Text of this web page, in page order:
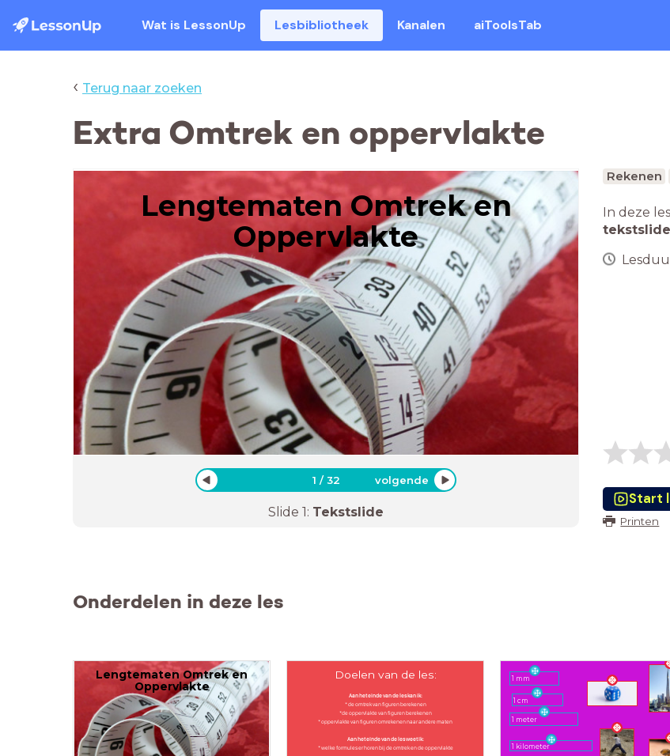
Wat is LessonUp Lesbibliotheek Kanalen aiToolsTab
‹ Terug naar zoeken
Extra Omtrek en oppervlakte
Lengtematen Omtrek en
Oppervlakte
1 /32 volgende
Slide 1: Tekstslide
Rekenen
In deze
Start
Printen
Onderdelen in deze les
Lengtematen Omtrek en
Oppervlakte
Doelen van de les:
Aan het einde van de les kan ik:
* de omtrek van figuren berekenen
*de oppervlakte van figuren berekenen
* oppervlakte van figuren omrekenen naar andere maten
Aan het einde van de les weet ik:
* welke formules er horen bij de omtrek en de oppervlakte
1 mm
1 cm
1 meter
1 kilometer